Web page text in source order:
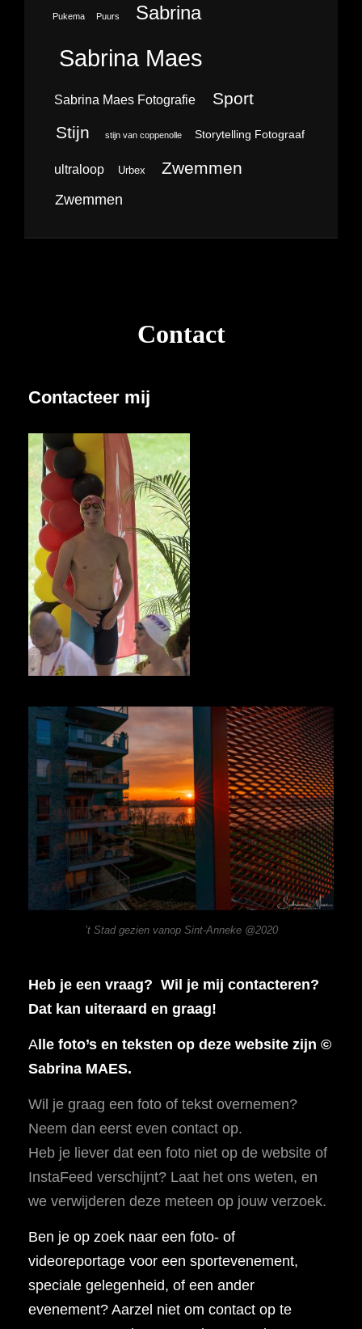
Pukema Puurs Sabrina
Sabrina Maes
Sabrina Maes Fotografie Sport
Stijn stijn van coppenolle Storytelling Fotograaf
ultraloop Urbex Zwemmen
Zwemmen
Contact
Contacteer mij
’t Stad gezien vanop Sint-Anneke @2020
Heb je een vraag? Wil je mij contacteren?
Dat kan uiteraard en graag!
Alle foto’s en teksten op deze website zijn ©
Sabrina MAES.
Wil je graag een foto of tekst overnemen?
Neem dan eerst even contact op.
Heb je liever dat een foto niet op de website of
InstaFeed verschijnt? Laat het ons weten, en
we verwijderen deze meteen op jouw verzoek.
Ben je op zoek naar een foto- of
videoreportage voor een sportevenement,
speciale gelegenheid, of een ander
evenement? Aarzel niet om contact op te